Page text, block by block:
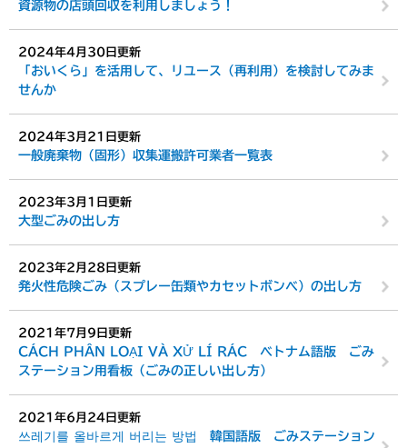
資源物の店頭回収を利用しましょう！
2024年4月30日更新
「おいくら」を活用して、リユース（再利用）を検討してみま
せんか
2024年3月21日更新
一般廃棄物（固形）収集運搬許可業者一覧表
2023年3月1日更新
大型ごみの出し方
2023年2月28日更新
発火性危険ごみ（スプレー缶類やカセットボンベ）の出し方
2021年7月9日更新
CÁCH PHÂN LOẠI VÀ XỬ LÍ RÁC ベトナム語版 ごみ
ステーション用看板（ごみの正しい出し方）
2021年6月24日更新
쓰레기를 올바르게 버리는 방법 韓国語版 ごみステーション